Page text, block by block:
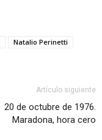
Natalio Perinetti
Artículo siguiente
20 de octubre de 1976.
Maradona, hora cero